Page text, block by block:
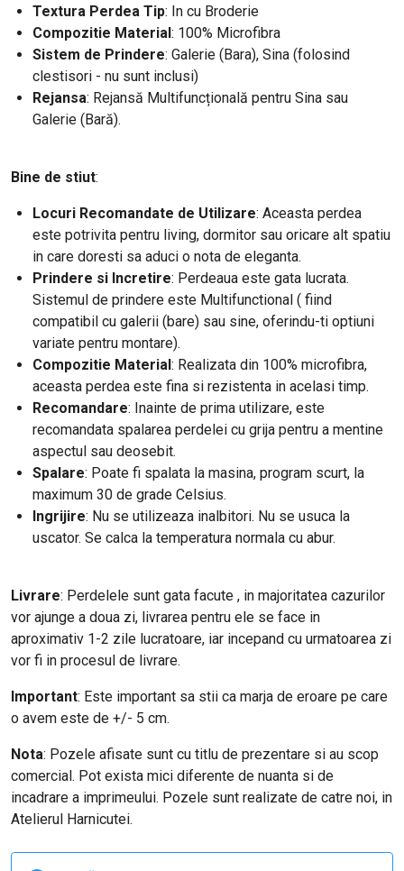
Textura Perdea Tip: In cu Broderie
Compozitie Material: 100% Microfibra
Sistem de Prindere: Galerie (Bara), Sina (folosind
clestisori - nu sunt inclusi)
Rejansa: Rejansă Multifuncțională pentru Sina sau
Galerie (Bară).
Bine de stiut:
Locuri Recomandate de Utilizare: Aceasta perdea
este potrivita pentru living, dormitor sau oricare alt spatiu
in care doresti sa aduci o nota de eleganta.
Prindere si Incretire: Perdeaua este gata lucrata.
Sistemul de prindere este Multifunctional ( fiind
compatibil cu galerii (bare) sau sine, oferindu-ti optiuni
variate pentru montare).
Compozitie Material: Realizata din 100% microfibra,
aceasta perdea este fina si rezistenta in acelasi timp.
Recomandare: Inainte de prima utilizare, este
recomandata spalarea perdelei cu grija pentru a mentine
aspectul sau deosebit.
Spalare: Poate fi spalata la masina, program scurt, la
maximum 30 de grade Celsius.
Ingrijire: Nu se utilizeaza inalbitori. Nu se usuca la
uscator. Se calca la temperatura normala cu abur.
Livrare: Perdelele sunt gata facute , in majoritatea cazurilor
vor ajunge a doua zi, livrarea pentru ele se face in
aproximativ 1-2 zile lucratoare, iar incepand cu urmatoarea zi
vor fi in procesul de livrare.
Important: Este important sa stii ca marja de eroare pe care
o avem este de +/- 5 cm.
Nota: Pozele afisate sunt cu titlu de prezentare si au scop
comercial. Pot exista mici diferente de nuanta si de
incadrare a imprimeului. Pozele sunt realizate de catre noi, in
Atelierul Harnicutei.